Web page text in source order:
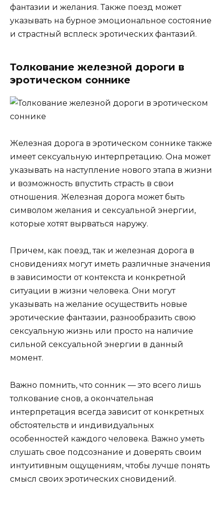
фантазии и желания. Также поезд может
указывать на бурное эмоциональное состояние
и страстный всплеск эротических фантазий.
Толкование железной дороги в
эротическом соннике
Железная дорога в эротическом соннике также
имеет сексуальную интерпретацию. Она может
указывать на наступление нового этапа в жизни
и возможность впустить страсть в свои
отношения. Железная дорога может быть
символом желания и сексуальной энергии,
которые хотят вырваться наружу.
Причем, как поезд, так и железная дорога в
сновидениях могут иметь различные значения
в зависимости от контекста и конкретной
ситуации в жизни человека. Они могут
указывать на желание осуществить новые
эротические фантазии, разнообразить свою
сексуальную жизнь или просто на наличие
сильной сексуальной энергии в данный
момент.
Важно помнить, что сонник — это всего лишь
толкование снов, а окончательная
интерпретация всегда зависит от конкретных
обстоятельств и индивидуальных
особенностей каждого человека. Важно уметь
слушать свое подсознание и доверять своим
интуитивным ощущениям, чтобы лучше понять
смысл своих эротических сновидений.